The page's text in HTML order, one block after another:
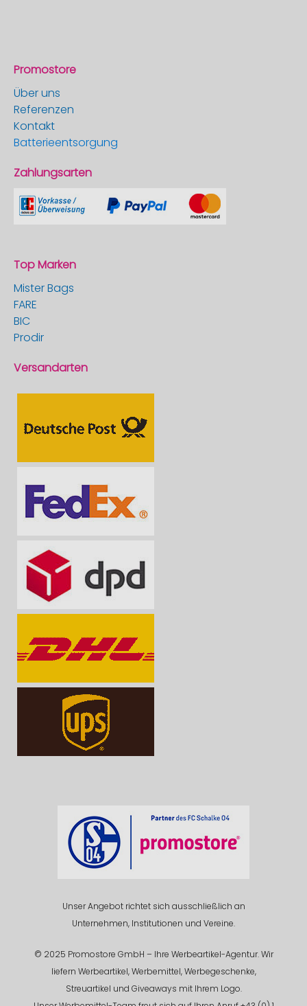
Promostore
Über uns
Referenzen
Kontakt
Batterieentsorgung
Zahlungsarten
Top Marken
Mister Bags
FARE
BIC
Prodir
Versandarten
Unser Angebot richtet sich ausschließlich an
Unternehmen, Institutionen und Vereine.
© 2025 Promostore GmbH – Ihre Werbeartikel-Agentur. Wir
liefern Werbeartikel, Werbemittel, Werbegeschenke,
Streuartikel und Giveaways mit Ihrem Logo.